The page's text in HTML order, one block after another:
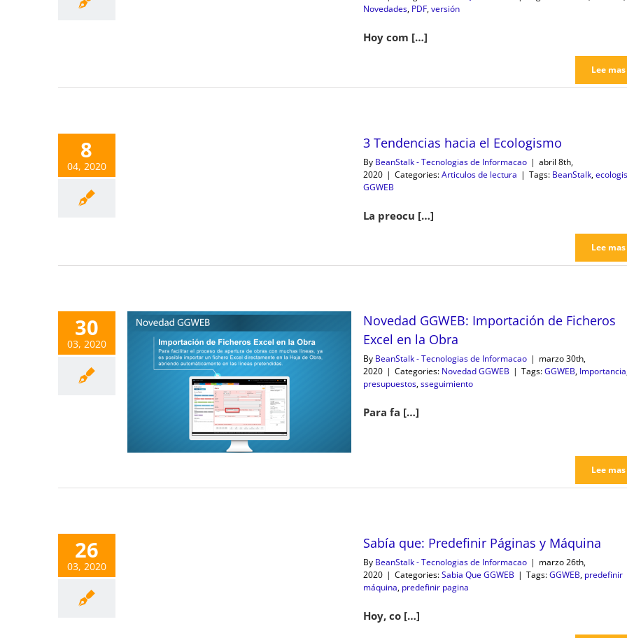
Novedades, PDF,versión
Hoy com […]
Lee mas
8
04, 2020
3 Tendencias hacia el Ecologismo
By BeanStalk - Tecnologias de Informacao | abril 8th,
2020 | Categories:Articulos de lectura | Tags: BeanStalk,
GGWEB
La preocu […]
Lee mas
30
03, 2020
Novedad GGWEB: Importación de Ficheros
Excel en la Obra
By BeanStalk - Tecnologias de Informacao | marzo 30th,
2020 | Categories: Novedad GGWEB | Tags:GGWEB, Importancia
presupuestos,sseguimiento
Para fa […]
Lee mas
26
03, 2020
Sabía que: Predefinir Páginas y Máquina
By BeanStalk - Tecnologias de Informacao | marzo 26th,
2020 | Categories:Sabia Que GGWEB | Tags:GGWEB, predefinir
máquina, predefinir pagina
Hoy, co […]